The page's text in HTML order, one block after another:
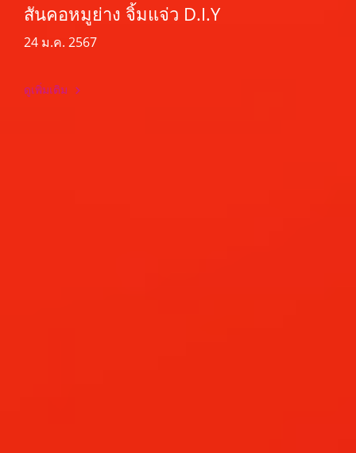
สันคอหมูย่าง จิ้มแจ่ว D.I.Y
24 ม.ค. 2567
ดูเพิ่มเติม